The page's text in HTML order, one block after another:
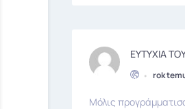
ΕΥΤΥΧΙΑ
• rok
Μόλις